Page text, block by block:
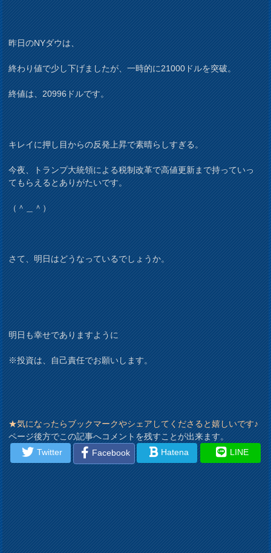
昨日のNYダウは、
終わり値で少し下げましたが、一時的に21000ドルを突破。
終値は、20996ドルです。
キレイに押し目からの反発上昇で素晴らしすぎる。
今夜、トランプ大統領による税制改革で高値更新まで持っていっ
てもらえるとありがたいです。
（＾＿＾）
さて、明日はどうなっているでしょうか。
明日も幸せでありますように
※投資は、自己責任でお願いします。
★気になったらブックマークやシェアしてくださると嬉しいです♪
ページ後方でこの記事へコメントを残すことが出来ます。
Twitter
Facebook Hatena LINE